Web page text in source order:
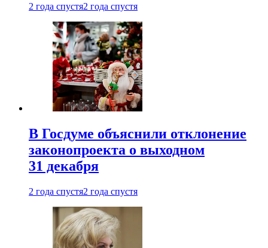
2 года спустя2 года спустя
В Госдуме объяснили отклонение
законопроекта о выходном
31 декабря
2 года спустя2 года спустя